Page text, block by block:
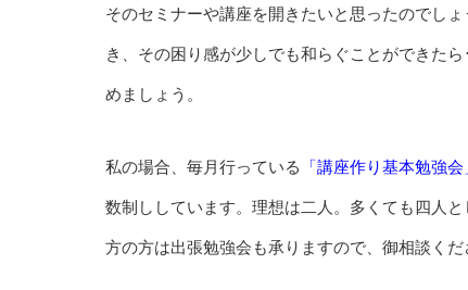
そのセミナーや講座を開きたいと思ったのでし
き、その困り感が少しでも和らぐことができた
めましょう。
私の場合、毎月行っている 「講座作り基本勉強会
数制ししています。理想は二人。多くても四人
方の方は出張勉強会も承りますので、御相談くだ